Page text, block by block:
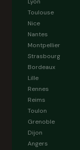
Toulouse
Nice
Nantes
Montpellier
Strasbourg
Bordeaux
Lille
Rennes
Reims
Toulon
Grenoble
Dijon
Angers